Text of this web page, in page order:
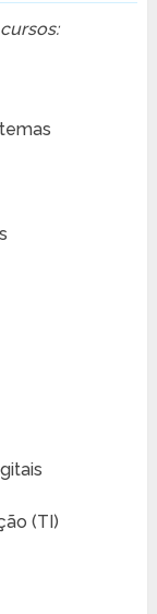
cursos:
(TI)